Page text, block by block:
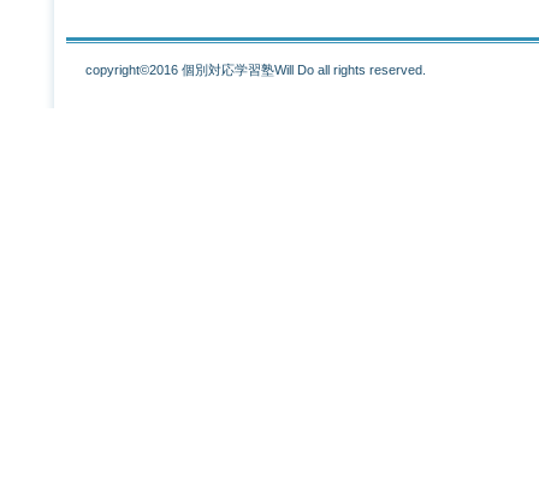
copyright©2016 個別対応学習塾Will Do all rights reserved.